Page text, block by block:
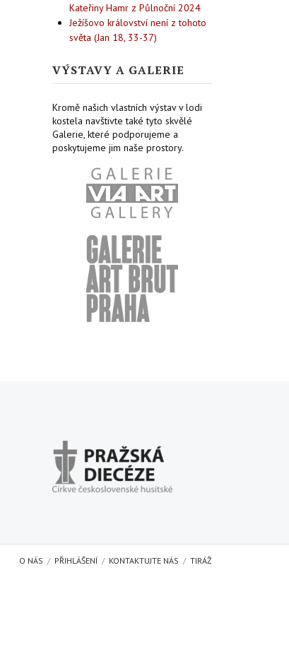
Kateřiny Hamr z Půlnoční 2024
Ježíšovo království není z tohoto
světa (Jan 18, 33-37)
VÝSTAVY A GALERIE
Kromě našich vlastních výstav v lodi
kostela navštivte také tyto skvělé
Galerie, které podporujeme a
poskytujeme jim naše prostory.
O NÁS PŘIHLÁŠENÍ KONTAKTUJTE NÁS TIRÁŽ